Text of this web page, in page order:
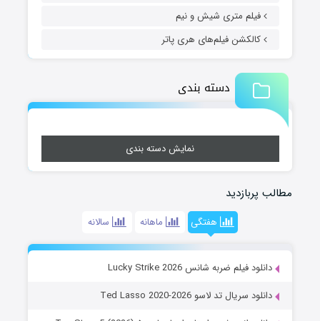
فیلم متری شیش و نیم
کالکشن فیلم‌های هری پاتر
دسته بندی
نمایش دسته بندی
مطالب پربازدید
هفتگی ماهانه سالانه
دانلود فیلم ضربه شانس Lucky Strike 2026
دانلود سریال تد لاسو Ted Lasso 2020-2026